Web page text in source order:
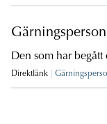
Gärningsperson
Den som har begått
Direktlänk